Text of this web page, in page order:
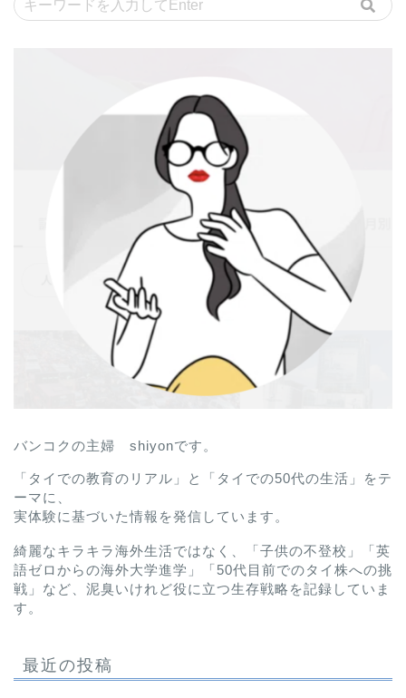
バンコクの主婦 shiyonです。
「タイでの教育のリアル」と「タイでの50代の生活」をテ
ーマに、
実体験に基づいた情報を発信しています。
綺麗なキラキラ海外生活ではなく、「子供の不登校」「英
語ゼロからの海外大学進学」「50代目前でのタイ株への挑
戦」など、泥臭いけれど役に立つ生存戦略を記録していま
す。
最近の投稿